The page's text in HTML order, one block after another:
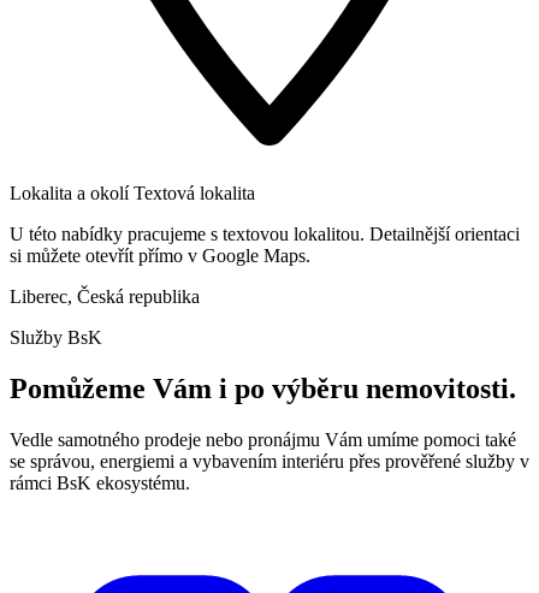
Lokalita a okolí Textová lokalita
U této nabídky pracujeme s textovou lokalitou. Detailnější orientaci
si můžete otevřít přímo v Google Maps.
Liberec, Česká republika
Služby BsK
Pomůžeme Vám i po výběru nemovitosti.
Vedle samotného prodeje nebo pronájmu Vám umíme pomoci také
se správou, energiemi a vybavením interiéru přes prověřené služby v
rámci BsK ekosystému.